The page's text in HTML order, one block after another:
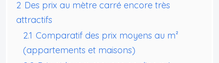
2 Des prix au mètre carré encore très
attractifs
2.1 Comparatif des prix moyens au m²
(appartements et maisons)